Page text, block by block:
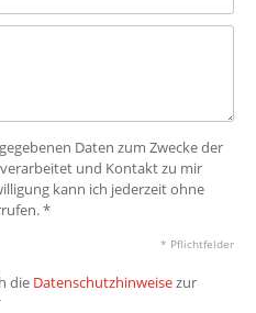
Daten zum Zwecke der
und Kontakt zu mir
kann ich jederzeit ohne
*
* Pflichtfelder
die Datenschutzhinweisezur